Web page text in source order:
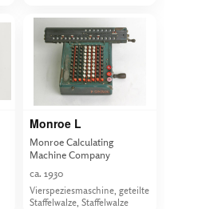
Monroe L
Monroe Calculating
Machine Company
ca. 1930
Vierspeziesmaschine, geteilte
Staffelwalze, Staffelwalze